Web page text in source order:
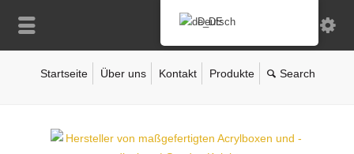
Startseite Über uns Kontakt Produkte
Deutsch